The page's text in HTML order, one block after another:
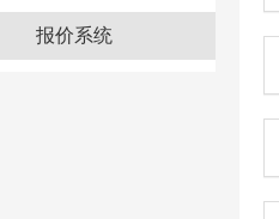
报价系统